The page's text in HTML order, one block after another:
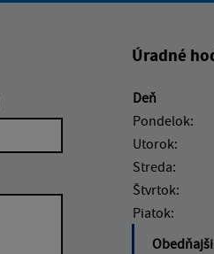
Úradné
Deň
Pondelok:
Utorok:
Streda:
Štvrtok:
Piatok: